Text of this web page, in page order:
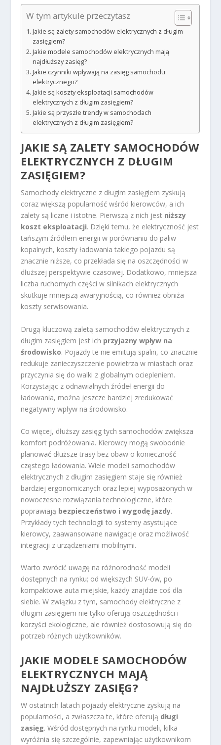
W tym artykule przeczytasz
Jakie są zalety samochodów elektrycznych z długim
zasięgiem?
Jakie modele samochodów elektrycznych mają
najdłuższy zasięg?
Jakie czynniki wpływają na zasięg samochodu
elektrycznego?
Jakie są koszty eksploatacji samochodów
elektrycznych z długim zasięgiem?
Jakie są przyszłe trendy w samochodach
elektrycznych z długim zasięgiem?
JAKIE SĄ ZALETY SAMOCHODÓW
ELEKTRYCZNYCH Z DŁUGIM
ZASIĘGIEM?
Samochody elektryczne z długim zasięgiem zyskują
coraz większą popularność wśród kierowców, a ich
zalety są liczne i istotne. Pierwszą z nich jest niższy
koszt eksploatacji. Dzięki temu, że elektryczność jest
tańszym źródłem energii w porównaniu do paliw
kopalnych, koszty ładowania takiego pojazdu są
znacznie niższe, co przekłada się na oszczędności w
dłuższej perspektywie czasowej. Dodatkowo, mniejsza
liczba ruchomych części w silnikach elektrycznych
skutkuje mniejszą awaryjnością, co również obniża
koszty serwisowania.
Drugą kluczową zaletą samochodów elektrycznych z
długim zasięgiem jest ich przyjazny wpływ na
środowisko. Pojazdy te nie emitują spalin, co znacznie
redukuje zanieczyszczenie powietrza w miastach oraz
przyczynia się do walki z globalnym ociepleniem.
Korzystając z odnawialnych źródeł energii do
ładowania, można jeszcze bardziej zredukować
negatywny wpływ na środowisko.
Co więcej, dłuższy zasięg tych samochodów zwiększa
komfort podróżowania. Kierowcy mogą swobodnie
planować dłuższe trasy bez obaw o konieczność
częstego ładowania. Wiele modeli samochodów
elektrycznych z długim zasięgiem staje się również
bardziej ergonomicznych oraz lepiej wyposażonych w
nowoczesne rozwiązania technologiczne, które
poprawiają bezpieczeństwo i wygodę jazdy.
Przykłady tych technologii to systemy asystujące
kierowcy, zaawansowane nawigacje oraz możliwość
integracji z urządzeniami mobilnymi.
Warto zwrócić uwagę na różnorodność modeli
dostępnych na rynku; od większych SUV-ów, po
kompaktowe auta miejskie, każdy znajdzie coś dla
siebie. W związku z tym, samochody elektryczne z
długim zasięgiem nie tylko oferują oszczędności i
korzyści ekologiczne, ale również dostosowują się do
potrzeb różnych użytkowników.
JAKIE MODELE SAMOCHODÓW
ELEKTRYCZNYCH MAJĄ
NAJDŁUŻSZY ZASIĘG?
W ostatnich latach pojazdy elektryczne zyskują na
popularności, a zwłaszcza te, które oferują długi
zasięg. Wśród dostępnych na rynku modeli, kilka
wyróżnia się szczególnie, zapewniając użytkownikom